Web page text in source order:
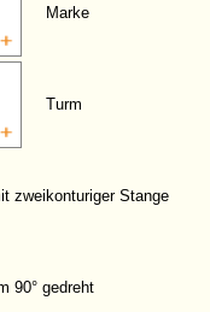
Marke
Turm
zweikonturiger Stange
90° gedreht